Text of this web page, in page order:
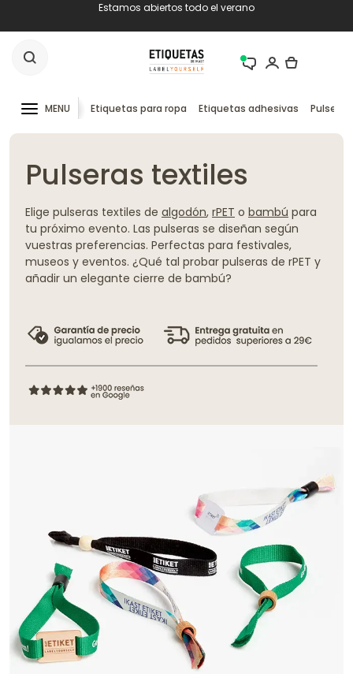
Estamos abiertos todo el verano
MENU Etiquetas para ropa Etiquetas adhesivas
Pulseras textiles
Elige pulseras textiles de algodón, rPET o bambú para
tu próximo evento. Las pulseras se diseñan según
vuestras preferencias. Perfectas para festivales,
museos y eventos. ¿Qué tal probar pulseras de rPET y
añadir un elegante cierre de bambú?